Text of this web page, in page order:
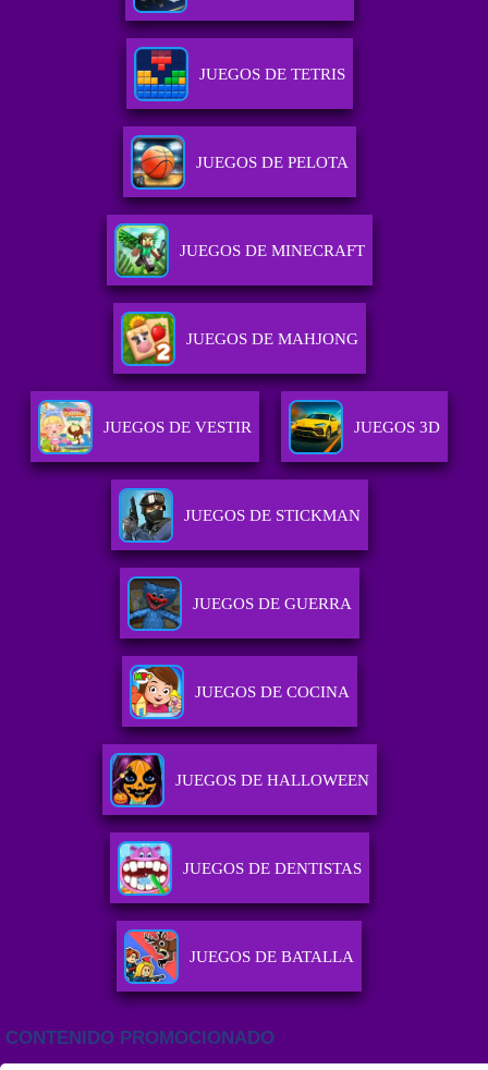
JUEGOS DE TETRIS
JUEGOS DE PELOTA
JUEGOS DE MINECRAFT
JUEGOS DE MAHJONG
JUEGOS DE VESTIR JUEGOS 3D
JUEGOS DE STICKMAN
JUEGOS DE GUERRA
JUEGOS DE COCINA
JUEGOS DE HALLOWEEN
JUEGOS DE DENTISTAS
JUEGOS DE BATALLA